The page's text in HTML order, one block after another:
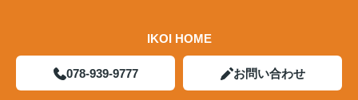
IKOI HOME
078-939-9777 お問い合わせ